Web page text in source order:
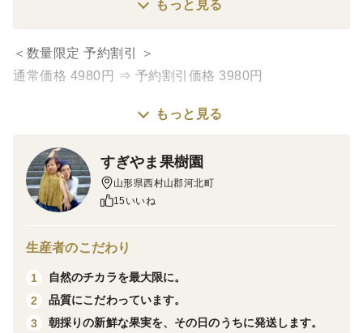
ては出荷できないさくらんぼを、ご家庭用としてお手頃な
さいますよう、よろしくお願いいたします。
もっと見る
＜数量限定 予約割引 ＞
通常価格 4980円 ⇒ 予約割引価格 3980円
混合 バラ詰 １kg
品種：佐藤錦
重量：１キロ
階級：2Lサイズ～Mサイズの混合になります。
【訳あり家庭用】
着色不良、双子果実、小さな実割れなど、通常のさくら
もっと見る
すぎやま果樹園
山形県西村山郡河北町
15いいね
生産者のこだわり
1
自然のチカラを最大限に。
2
品質にこだわっています。
3
朝採りの新鮮な果実を、その日のうちに発送します。